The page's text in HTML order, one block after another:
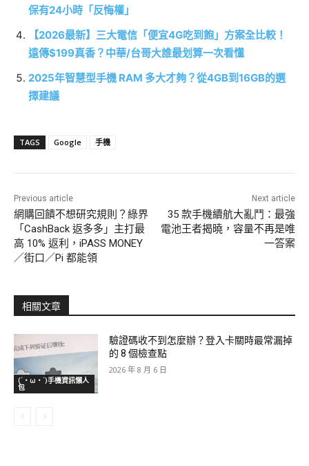
保有24小時「反悔權」
【2026最新】三大電信「便宜4G吃到飽」方案全比較！
遠傳$199真香？中華/台哥大誰最划算一次看懂
2025年智慧型手機 RAM 多大才夠？從4GB到16GB的選
擇建議
TAGS Google 手機
Previous article
網購回饋不想研究規則？綠界
「CashBack 返多多」主打最
高 10% 返利，iPASS MONEY
／街口／Pi 都能領
Next article
35 款手機續航大亂鬥：最強
電池王者揭曉，容量不再是唯
一答案
相關文章
(´・ω・`)手機資訊懶人
包
驗證碼收不到怎麼辦？登入卡關時最常漏掉
的 8 個檢查點
2026 年 8 月 6 日